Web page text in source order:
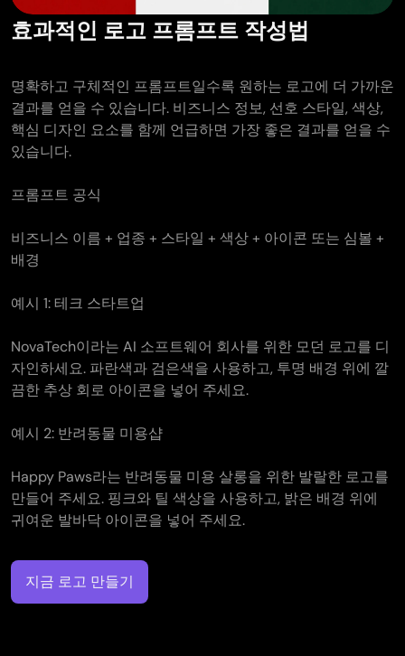
효과적인 로고 프롬프트 작성법
명확하고 구체적인 프롬프트일수록 원하는 로고에 더 가까운
결과를 얻을 수 있습니다. 비즈니스 정보, 선호 스타일, 색상,
핵심 디자인 요소를 함께 언급하면 가장 좋은 결과를 얻을 수
있습니다.
프롬프트 공식
비즈니스 이름 + 업종 + 스타일 + 색상 + 아이콘 또는 심볼 +
배경
예시 1: 테크 스타트업
NovaTech이라는 AI 소프트웨어 회사를 위한 모던 로고를 디
자인하세요. 파란색과 검은색을 사용하고, 투명 배경 위에 깔
끔한 추상 회로 아이콘을 넣어 주세요.
예시 2: 반려동물 미용샵
Happy Paws라는 반려동물 미용 살롱을 위한 발랄한 로고를
만들어 주세요. 핑크와 틸 색상을 사용하고, 밝은 배경 위에
귀여운 발바닥 아이콘을 넣어 주세요.
지금 로고 만들기